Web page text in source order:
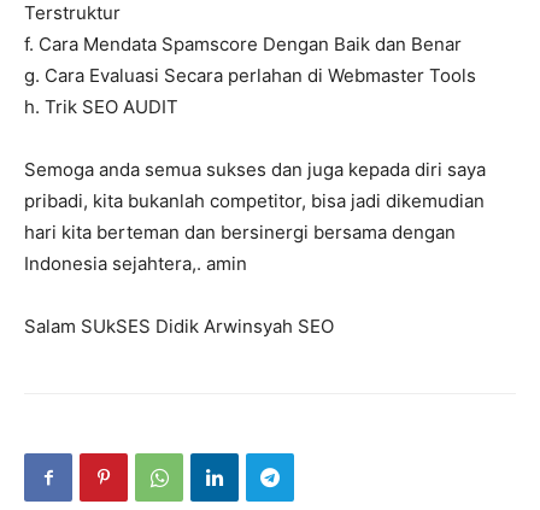
Terstruktur
f. Cara Mendata Spamscore Dengan Baik dan Benar
g. Cara Evaluasi Secara perlahan di Webmaster Tools
h. Trik SEO AUDIT
Semoga anda semua sukses dan juga kepada diri saya
pribadi, kita bukanlah competitor, bisa jadi dikemudian
hari kita berteman dan bersinergi bersama dengan
Indonesia sejahtera,. amin
Salam SUkSES Didik Arwinsyah SEO